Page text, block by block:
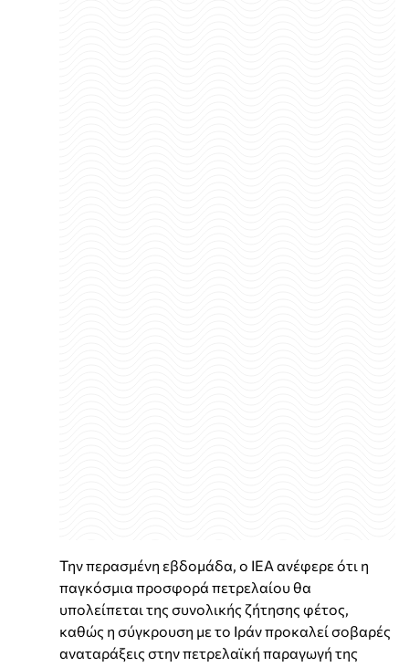
Την περασμένη εβδομάδα, ο IEA ανέφερε ότι η
παγκόσμια προσφορά πετρελαίου θα
υπολείπεται της συνολικής ζήτησης φέτος,
καθώς η σύγκρουση με το Ιράν προκαλεί σοβαρές
αναταράξεις στην πετρελαϊκή παραγωγή της